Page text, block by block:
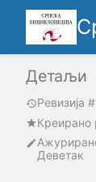
Детаљи
Ревизија
Креирано
Деветак